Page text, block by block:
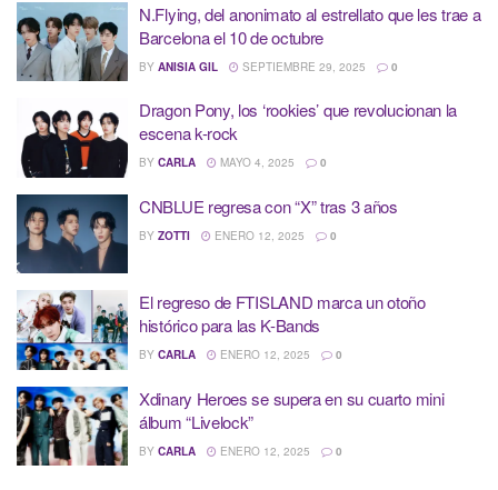
N.Flying, del anonimato al estrellato que les trae a
Barcelona el 10 de octubre
BY ANISIA GIL SEPTIEMBRE 29, 2025 0
Dragon Pony, los ‘rookies’ que revolucionan la
escena k-rock
BY CARLA MAYO 4, 2025 0
CNBLUE regresa con “X” tras 3 años
BY ZOTTI ENERO 12, 2025 0
El regreso de FTISLAND marca un otoño
histórico para las K-Bands
BY CARLA ENERO 12, 2025 0
Xdinary Heroes se supera en su cuarto mini
álbum “Livelock”
BY CARLA ENERO 12, 2025 0